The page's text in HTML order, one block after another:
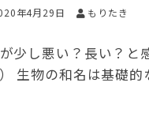
年4月29日 もりたき
少し悪い？長い？と
生物の和名は基礎的